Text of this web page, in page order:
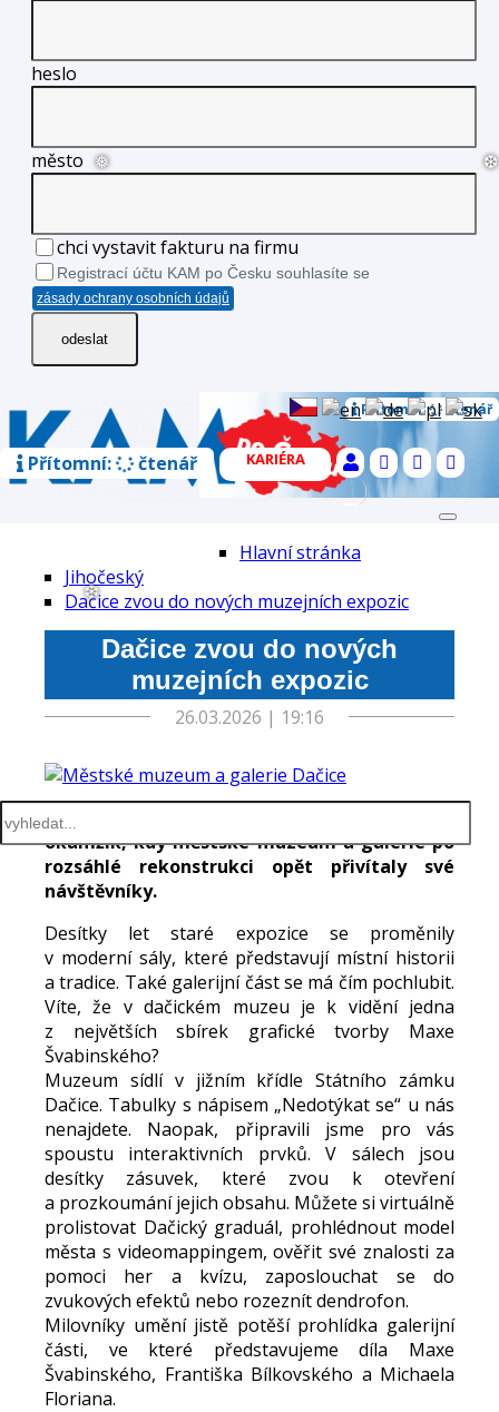
heslo
město
chci vystavit fakturu na firmu
Registrací účtu KAM po Česku souhlasíte se
zásady ochrany osobních údajů
odeslat
Přítomní: čtenář
S námi víte KAM
Přítomní: čtenář KARIÉRA
Select LanguageToggle
Tipy na výlety
Archiv
Soutěže
E-shop
O NÁS
Kariéra
Hlavní stránka
Jihočeský
Dačice zvou do nových muzejních expozic
Dačice zvou do nových
muzejních expozic
26.03.2026 | 19:16
Sen se stal skutečností. Tak lze nazvat
okamžik, kdy městské muzeum a galerie po
rozsáhlé rekonstrukci opět přivítaly své
návštěvníky.
Desítky let staré expozice se proměnily
v moderní sály, které představují místní historii
a tradice. Také galerijní část se má čím pochlubit.
Víte, že v dačickém muzeu je k vidění jedna
z největších sbírek grafické tvorby Maxe
Švabinského?
Muzeum sídlí v jižním křídle Státního zámku
Dačice. Tabulky s nápisem „Nedotýkat se“ u nás
nenajdete. Naopak, připravili jsme pro vás
spoustu interaktivních prvků. V sálech jsou
desítky zásuvek, které zvou k otevření
a prozkoumání jejich obsahu. Můžete si virtuálně
prolistovat Dačický graduál, prohlédnout model
města s videomappingem, ověřit své znalosti za
pomoci her a kvízu, zaposlouchat se do
zvukových efektů nebo rozeznít dendrofon.
Milovníky umění jistě potěší prohlídka galerijní
části, ve které představujeme díla Maxe
Švabinského, Františka Bílkovského a Michaela
Floriana.
❅
❆